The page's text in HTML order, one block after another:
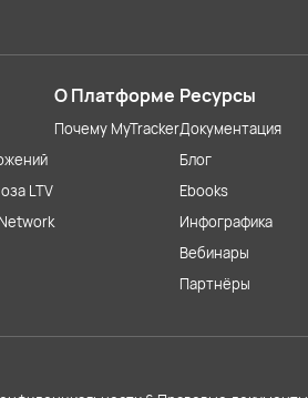
LTV
О Платформе
Почему MyTracker
Ресурсы
Документация
Блог
Ebooks
Инфографика
Вебинары
Партнёры